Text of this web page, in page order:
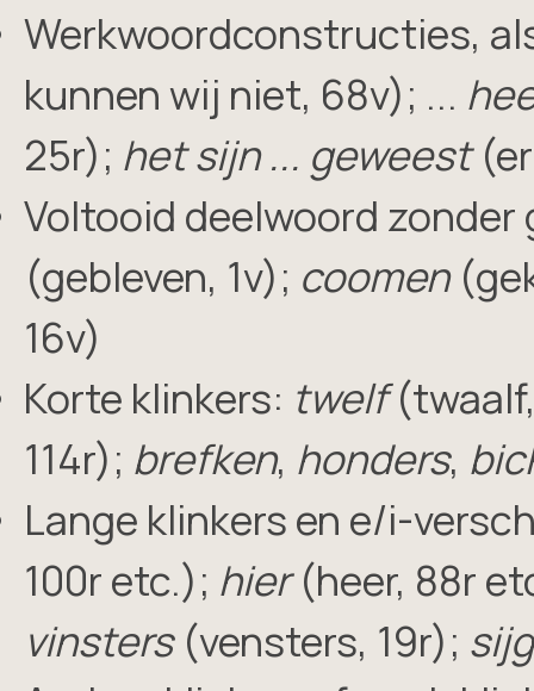
Werkwoordconstructies,
kunnen wij niet, 68v); ...
25r); het sijn ... geweest(er
Voltooid deelwoord
(gebleven, 1v); coomen
16v)
Korte klinkers: twelf
114r); brefken, honders,
Lange klinkers en e/i-
100r etc.); hier(heer, 88r
vinsters (vensters, 19r);